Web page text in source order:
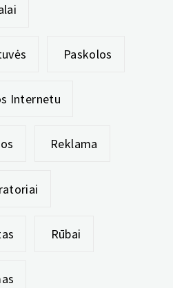
Paskolos
Internetu
Reklama
Rūbai